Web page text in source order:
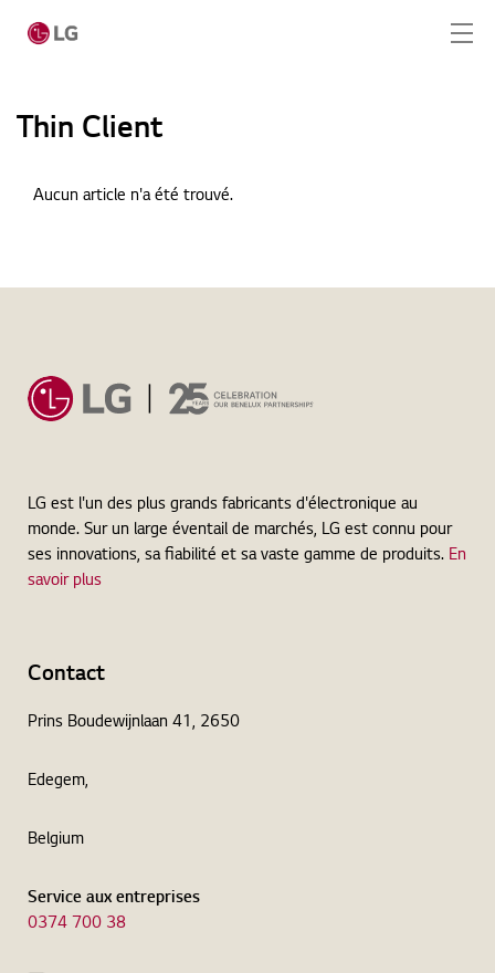
Actualités
Thin Client
Aucun article n'a été trouvé.
Thin Client
LG est l'un des plus grands fabricants d'électronique au
monde. Sur un large éventail de marchés, LG est connu pour
ses innovations, sa fiabilité et sa vaste gamme de produits. En
savoir plus
Contact
Prins Boudewijnlaan 41, 2650
Edegem,
Belgium
Service aux entreprises
0374 700 38